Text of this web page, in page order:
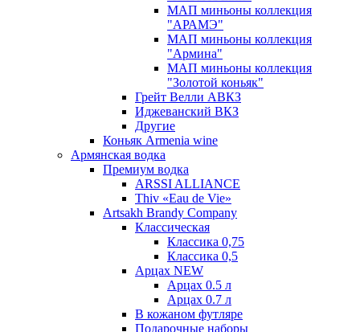
МАП миньоны коллекция
"АРАМЭ"
МАП миньоны коллекция
"Армина"
МАП миньоны коллекция
"Золотой коньяк"
Грейт Велли АВКЗ
Иджеванский ВКЗ
Другие
Коньяк Armenia wine
Армянская водка
Премиум водка
ARSSI ALLIANCE
Thiv «Eau de Vie»
Artsakh Brandy Company
Классическая
Классика 0,75
Классика 0,5
Арцах NEW
Арцах 0.5 л
Арцах 0.7 л
В кожаном футляре
Подарочные наборы